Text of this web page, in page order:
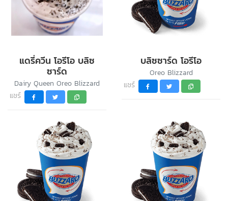
แดรี่ควีน โอรีโอ บลิซ
ซาร์ด
Dairy Queen Oreo Blizzard
แชร์
บลิซซาร์ด โอรีโอ
Oreo Blizzard
แชร์